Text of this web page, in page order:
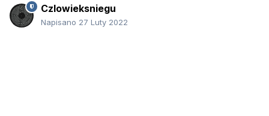
Czlowieksniegu
Napisano 27 Luty 2022